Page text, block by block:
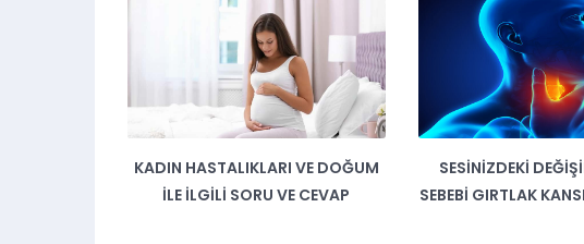
KADIN HASTALIKLARI VE DOĞUM
İLE İLGILI SORU VE CEVAP
SESINIZDEKI DEĞIŞIKLIKLERIN
SEBEBI GIRTLAK KANSERI OLABILIR